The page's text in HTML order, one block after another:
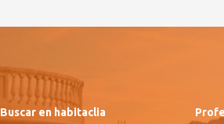
Buscar en habitaclia